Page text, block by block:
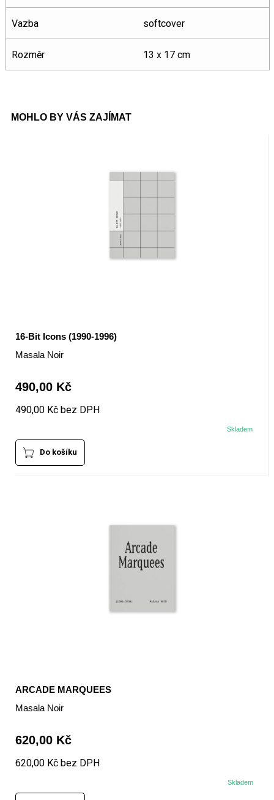
Vazba softcover
Rozměr 13 x 17 cm
MOHLO BY VÁS ZAJÍMAT
16-Bit Icons (1990-1996)
Masala Noir
490,00 Kč
490,00 Kč bez DPH
Skladem
Do košíku
ARCADE MARQUEES
Masala Noir
620,00 Kč
620,00 Kč bez DPH
Skladem